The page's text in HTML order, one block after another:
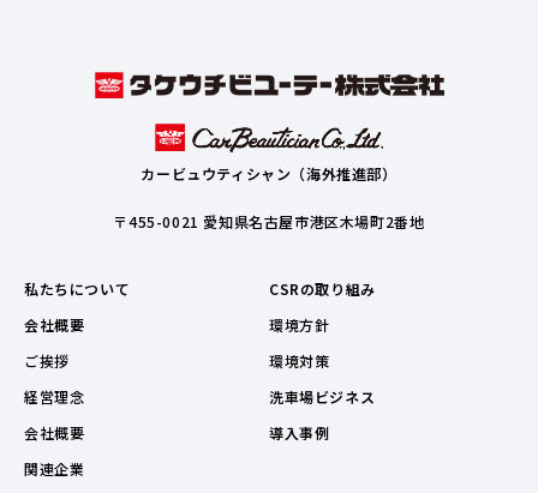
カービュウティシャン（海外推進部）
〒455-0021 愛知県名古屋市港区木場町2番地
私たちについて
会社概要
ご挨拶
経営理念
会社概要
関連企業
CSRの取り組み
環境方針
環境対策
洗車場ビジネス
導入事例